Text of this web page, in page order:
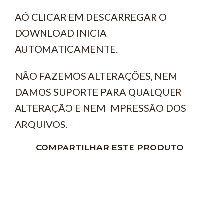
AÓ CLICAR EM DESCARREGAR O
DOWNLOAD INICIA
AUTOMATICAMENTE.
NÃO FAZEMOS ALTERAÇÕES, NEM
DAMOS SUPORTE PARA QUALQUER
ALTERAÇÃO E NEM IMPRESSÃO DOS
ARQUIVOS.
COMPARTILHAR ESTE PRODUTO